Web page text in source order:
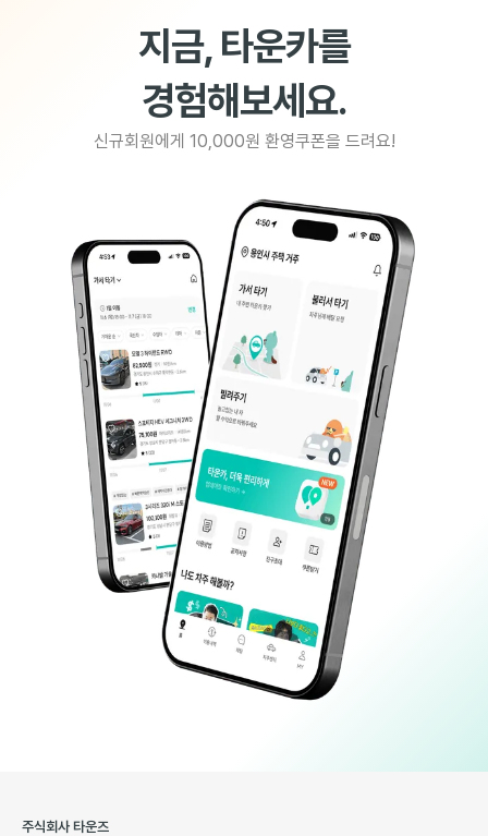
지금, 타운카를
경험해보세요.
신규회원에게 10,000원 환영쿠폰을 드려요!
주식회사 타운즈